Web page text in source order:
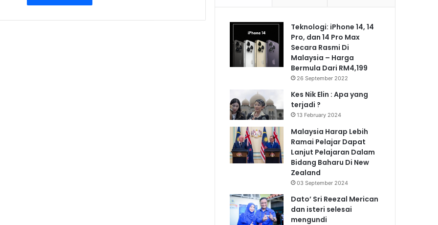
Teknologi: iPhone 14, 14
Pro, dan 14 Pro Max
Secara Rasmi Di
Malaysia – Harga
Bermula Dari RM4,199
26 September 2022
Kes Nik Elin : Apa yang
terjadi ?
13 February 2024
Malaysia Harap Lebih
Ramai Pelajar Dapat
Lanjut Pelajaran Dalam
Bidang Baharu Di New
Zealand
03 September 2024
Dato’ Sri Reezal Merican
dan isteri selesai
mengundi